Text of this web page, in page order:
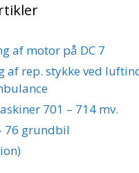
af motor på DC 7
af rep. stykke ved
701 – 714 mv.
76 grundbil